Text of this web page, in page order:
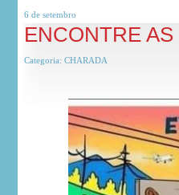
6 de setembro
ENCONTRE
Categoria: CHARADA